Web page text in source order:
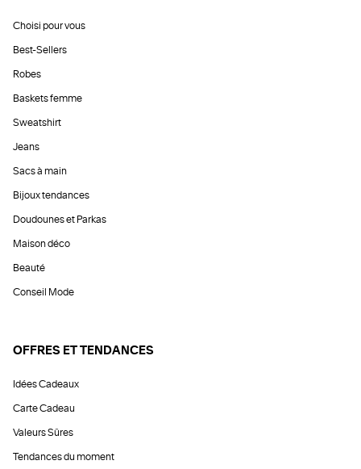
Choisi pour vous
Best-Sellers
Robes
Baskets femme
Sweatshirt
Jeans
Sacs à main
Bijoux tendances
Doudounes et Parkas
Maison déco
Beauté
Conseil Mode
OFFRES ET TENDANCES
Idées Cadeaux
Carte Cadeau
Valeurs Sûres
Tendances du moment